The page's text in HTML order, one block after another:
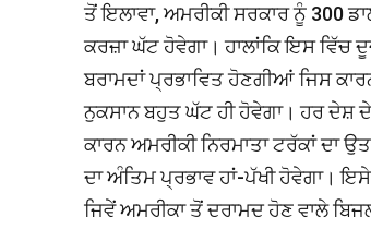
ਤੋਂ ਇਲਾਵਾ, ਅਮਰੀਕੀ ਸਰਕਾਰ ਨੂੰ 300
ਕਰਜ਼ਾ ਘੱਟ ਹੋਵੇਗਾ। ਹਾਲਾਂਕਿ ਇਸ ਵਿੱਚ
ਬਰਾਮਦਾਂ ਪ੍ਰਭਾਵਿਤ ਹੋਣਗੀਆਂ ਜਿਸ
ਨੁਕਸਾਨ ਬਹੁਤ ਘੱਟ ਹੀ ਹੋਵੇਗਾ। ਹਰ ਦੇਸ਼
ਕਾਰਨ ਅਮਰੀਕੀ ਨਿਰਮਾਤਾ ਟਰੱਕਾਂ ਦਾ
ਦਾ ਅੰਤਿਮ ਪ੍ਰਭਾਵ ਹਾਂ-ਪੱਖੀ ਹੋਵੇਗਾ।
ਜਿਵੇਂ ਅਮਰੀਕਾ ਤੋਂ ਦਰਾਮਦ ਹੋਣ ਵਾਲੇ